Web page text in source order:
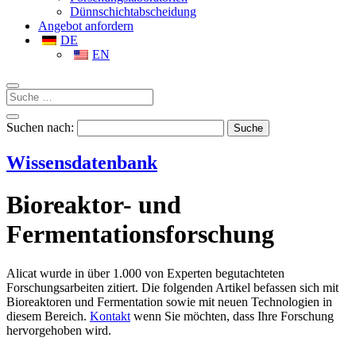
Dünnschichtabscheidung
Angebot anfordern
DE
EN
Suchen nach:
Wissensdatenbank
Bioreaktor- und
Fermentationsforschung
Alicat wurde in über 1.000 von Experten begutachteten
Forschungsarbeiten zitiert. Die folgenden Artikel befassen sich mit
Bioreaktoren und Fermentation sowie mit neuen Technologien in
diesem Bereich. Kontakt wenn Sie möchten, dass Ihre Forschung
hervorgehoben wird.